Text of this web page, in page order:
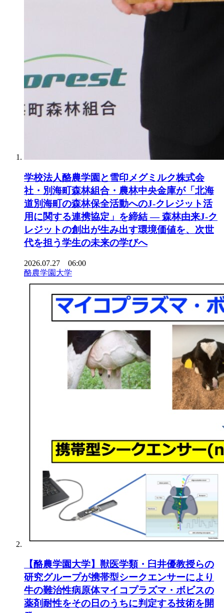
学校法人酪農学園と雪印メグミルク株式会
社・別海町森林組合・農林中央金庫が「北海
道別海町の森林保全活動へのJ-クレジット活
用に関する連携協定」を締結 ― 森林由来J-ク
レジットの創出が生み出す環境価値を、次世
代を担う学生の未来の学びへ
2026.07.27 06:00
酪農学園大学
【酪農学園大学】獣医学類・臼井優教授らの
研究グループが携帯型シークエンサーにより
牛の難治性病原体マイコプラズマ・ボビスの
薬剤耐性をその日のうちに判定する技術を開